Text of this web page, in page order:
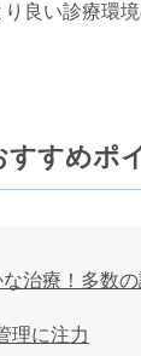
良い診療環
すめポ
治療！多数の
理に注力